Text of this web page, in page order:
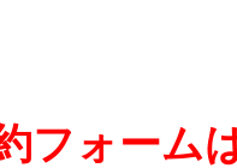
ォーム